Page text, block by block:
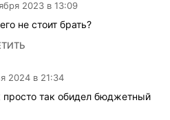
2023 в 13:09
не стоит брать?
2024 в 21:34
просто так обидел бюджетный